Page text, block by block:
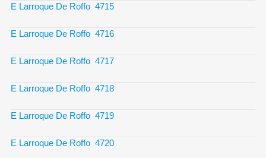
E Larroque De Roffo 4715
E Larroque De Roffo 4716
E Larroque De Roffo 4717
E Larroque De Roffo 4718
E Larroque De Roffo 4719
E Larroque De Roffo 4720